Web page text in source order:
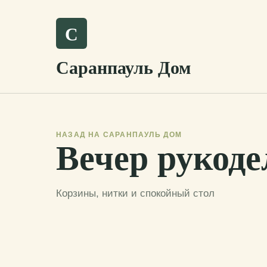
С
Саранпауль Дом
НАЗАД НА САРАНПАУЛЬ ДОМ
Вечер
Корзины, нитки и спокойный стол